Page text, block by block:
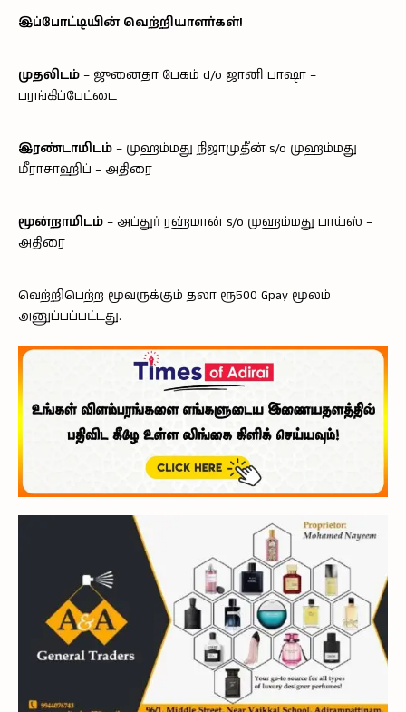
இப்போட்டியின் வெற்றியாளர்கள்!
முதலிடம் – ஜுனைதா பேகம் d/o ஜானி பாஷா –
பரங்கிப்பேட்டை
இரண்டாமிடம் – முஹம்மது நிஜாமுதீன் s/o முஹம்மது
மீராசாஹிப் – அதிரை
மூன்றாமிடம் – அப்துர் ரஹ்மான் s/o முஹம்மது பாய்ஸ் –
அதிரை
வெற்றிபெற்ற மூவருக்கும் தலா ரூ500 Gpay மூலம்
அனுப்பப்பட்டது.